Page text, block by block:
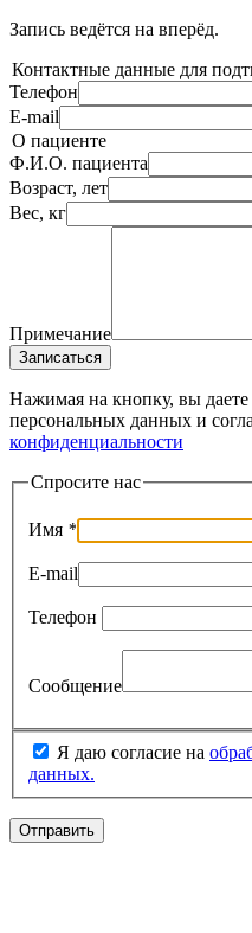
Запись ведётся на вперёд.
Контактные данные для
Телефон
E-mail
О пациенте
Ф.И.О. пациента
Возраст, лет
Вес, кг
Примечание
Записаться
Нажимая на кнопку, вы даете
персональных данных и
конфиденциальности
Спросите нас
Имя *
E-mail
Телефон
Сообщение
Я даю согласие на
данных.
Отправить